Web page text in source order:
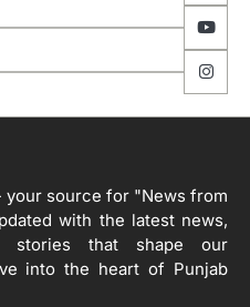
ਦੇ ਦਮ ‘ਤੇ ਨੈਸ਼ਨਲ ਟਾਊਨਹਾਲ
ਨੂੰ ਰੋਕਣ ਦੀ ਕੋਸ਼ਿਸ਼ ਕਰ ਰਹੇ
ਵੱਲੋਂ ‘ਮਿਸ਼ਨ ਫਾਰ ਕਾਟਨ
ਅਧੀਨ ਪਿੰਡ ਬਧਾਈ ਵਿਖੇ ‘ਖੇਤ
source for "News from
with the latest news,
stories that shape our
into the heart of Punjab